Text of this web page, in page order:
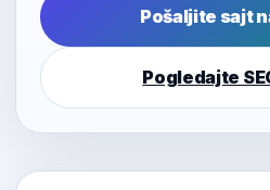
Pošaljite sajt
Pogledajte